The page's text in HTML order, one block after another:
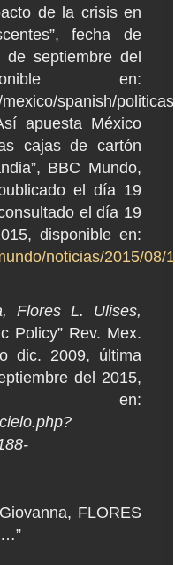
de la crisis en
fecha de
de septiembre del
en:
spanish/
apuesta México
cajas de cartón
BBC Mundo,
el día 19
el día 19
disponible en:
noticias/2015/
Flores L. Ulises,
Policy” Rev. Mex.
dic. 2009, última
del 2015,
en:
FLORES